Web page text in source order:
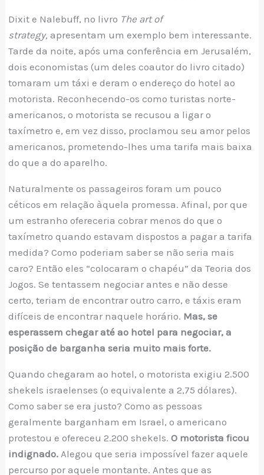
Dixit e Nalebuff, no livro The art of
strategy, apresentam um exemplo bem interessante.
Tarde da noite, após uma conferência em Jerusalém,
dois economistas (um deles coautor do livro citado)
tomaram um táxi e deram o endereço do hotel ao
motorista. Reconhecendo-os como turistas norte-
americanos, o motorista se recusou a ligar o
taxímetro e, em vez disso, proclamou seu amor pelos
americanos, prometendo-lhes uma tarifa mais baixa
do que a do aparelho.
Naturalmente os passageiros foram um pouco
céticos em relação àquela promessa. Afinal, por que
um estranho ofereceria cobrar menos do que o
taxímetro quando estavam dispostos a pagar a tarifa
medida? Como poderiam saber se não seria mais
caro? Então eles “colocaram o chapéu” da Teoria dos
Jogos. Se tentassem negociar antes e não desse
certo, teriam de encontrar outro carro, e táxis eram
difíceis de encontrar naquele horário. Mas, se
esperassem chegar até ao hotel para negociar, a
posição de barganha seria muito mais forte.
Quando chegaram ao hotel, o motorista exigiu 2.500
shekels israelenses (o equivalente a 2,75 dólares).
Como saber se era justo? Como as pessoas
geralmente barganham em Israel, o americano
protestou e ofereceu 2.200 shekels.O motorista ficou
indignado. Alegou que seria impossível fazer aquele
percurso por aquele montante. Antes que as